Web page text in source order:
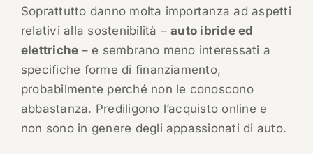
Soprattutto danno molta importanza ad aspetti
relativi alla sostenibilità –auto ibride ed
elettriche – e sembrano meno interessati a
specifiche forme di finanziamento,
probabilmente perché non le conoscono
abbastanza. Prediligono l’acquisto online e
non sono in genere degli appassionati di auto.